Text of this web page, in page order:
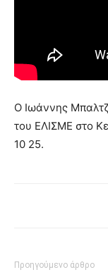
Ο Ιωάννης
του ΕΛΙΣΜΕ στο
10 25.
Προηγούμενο άρθρο